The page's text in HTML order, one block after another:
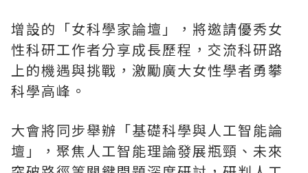
增設的 「女科學家論壇 」
，將邀請優秀女
性科研工作者分享成長歷程，交流科研路
上的機遇與挑戰，激勵廣大女性學者勇攀
科學高峰。
大會將同步舉辦 「基礎科學與人工智能論
壇 」
，聚焦人工智能理論發展瓶頸、未來